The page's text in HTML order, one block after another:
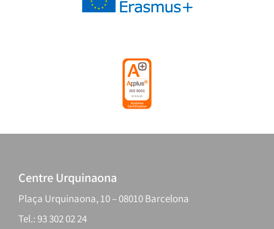
Centre Urquinaona
Plaça Urquinaona, 10 – 08010 Barcelona
Tel.: 93 302 02 24